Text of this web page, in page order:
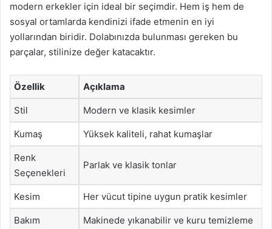
modern erkekler için ideal bir seçimdir. Hem iş hem de
sosyal ortamlarda kendinizi ifade etmenin en iyi
yollarından biridir. Dolabınızda bulunması gereken bu
parçalar, stilinize değer katacaktır.
Özellik Açıklama
Stil Modern ve klasik kesimler
Kumaş Yüksek kaliteli, rahat kumaşlar
Renk
Seçenekleri
Parlak ve klasik tonlar
Kesim Her vücut tipine uygun pratik kesimler
Bakım
Makinede yıkanabilir ve kuru temizleme